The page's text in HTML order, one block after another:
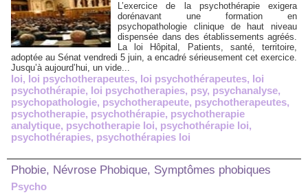
L’exercice de la psychothérapie exigera
dorénavant une formation en
psychopathologie clinique de haut niveau
dispensée dans des établissements agréés.
La loi Hôpital, Patients, santé, territoire,
adoptée au Sénat vendredi 5 juin, a encadré sérieusement cet exercice.
Jusqu’à aujourd’hui, un vide...
loi, loi psychotherapeutes, loi psychothérapeutes, loi
psychothérapie, loi psychotherapies, psy, psychanalyse,
psychopathologie, psychotherapeute, psychotherapeutes,
psychotherapie, psychothérapie, psychotherapie
analytique, psychotherapie loi, psychothérapie loi,
psychothérapies, psychothérapies loi
Phobie, Névrose Phobique, Symptômes phobiques
Psycho